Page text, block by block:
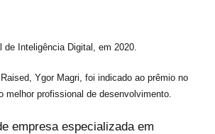
de Inteligência Digital, em 2020.
Ygor Magri, foi indicado ao prêmio no
melhor profissional de desenvolvimento.
empresa especializada em